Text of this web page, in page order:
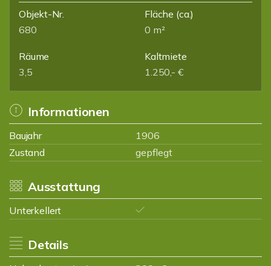
Objekt-Nr.
680
Fläche (ca.)
0 m²
Räume
3,5
Kaltmiete
1.250,- €
Informationen
Baujahr
1906
Zustand
gepflegt
Ausstattung
Unterkellert
Details